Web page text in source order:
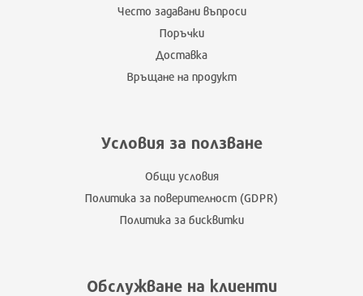
Често задавани въпроси
Поръчки
Доставка
Връщане на продукт
Условия за ползване
Общи условия
Политика за поверителност (GDPR)
Политика за бисквитки
Обслужване на клиенти